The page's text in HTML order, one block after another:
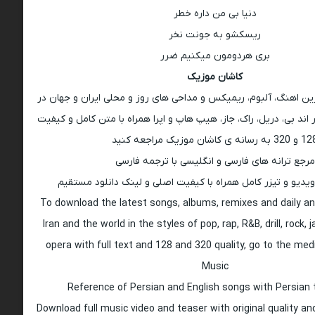
دنیا بی من داره خطر
ریسکشو به جونت نخر
بری هردومون میکنیم ضرر
کاشان موزیک
اهنگ، آلبوم، ریمیکس و مداحی های روز و محلی ایران و جهان در
بی، دریل، راک، جاز، هیپ هاپ و اپرا همراه با متن کامل و کیفیت
ی کاشان موزیک مراجعه کنید
مرجع ترانه های فارسی و انگلیسی با ترجمه فارسی
و تیزر کامل همراه با کیفیت اصلی و لینک دانلود مستقیم
To download the latest songs, albums, remixes and daily
Iran and the world in the styles of pop, rap, R&B, drill, rock,
opera with full text and 128 and 320 quality, go to the
Music
Reference of Persian and English songs with
Download full music video and teaser with original quality